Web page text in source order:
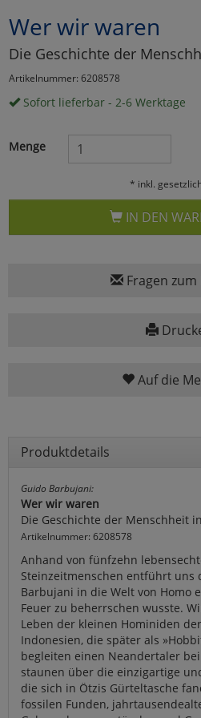
Wer wir waren
Die Geschichte der
Artikelnummer: 6208578
Sofort lieferbar - 2-6 Werktage
Menge
* inkl.
IN DEN
Fragen zum
Auf die
Produktdetails
Guido Barbujani:
Wer wir waren
Die Geschichte der Menschheit
Artikelnummer: 6208578
Anhand von fünfzehn
Steinzeitmenschen entführt uns
Barbujani in die Welt von Homo
Feuer zu beherrschen wusste.
Leben der kleinen Hominiden
Indonesien, die später als
begleiten einen Neandertaler
staunen über die einzigartige
die sich in Ötzis Gürteltasche
fossilen Funden,
Marketing
Umfragetools
Cookies
Alle
Cookies
zurück